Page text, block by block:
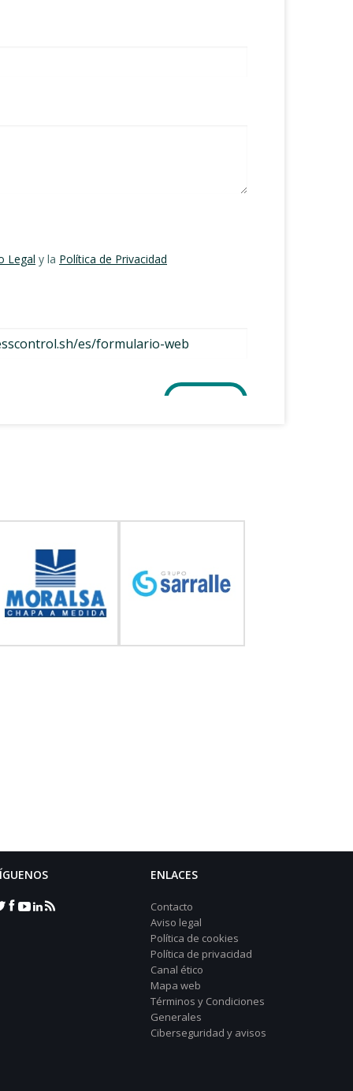
ENLACES
Contacto
Aviso legal
Política de cookies
Política de privacidad
Canal ético
Mapa web
Términos y Condiciones
Generales
Ciberseguridad y avisos